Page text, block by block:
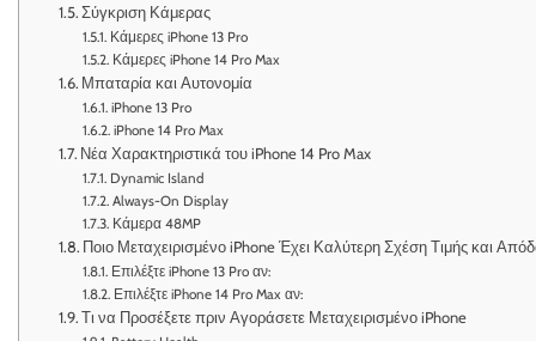
Σύγκριση Κάμερας
Κάμερες iPhone 13 Pro
Κάμερες iPhone 14 Pro Max
Μπαταρία και Αυτονομία
iPhone 13 Pro
iPhone 14 Pro Max
Νέα Χαρακτηριστικά του iPhone 14 Pro Max
Dynamic Island
Always-On Display
Κάμερα 48MP
Ποιο Μεταχειρισμένο iPhone Έχει Καλύτερη Σχέση Τιμής και
Επιλέξτε iPhone 13 Pro αν:
Επιλέξτε iPhone 14 Pro Max αν:
Τι να Προσέξετε πριν Αγοράσετε Μεταχειρισμένο iPhone